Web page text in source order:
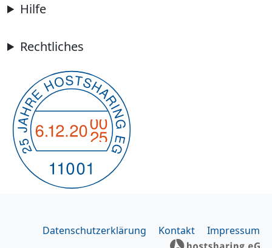
Hilfe
Rechtliches
Datenschutzerklärung Kontakt Impressum